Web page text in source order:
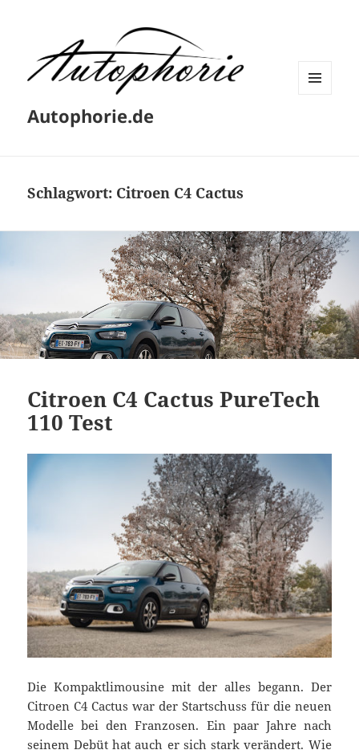
Autophorie.de
Schlagwort: Citroen C4 Cactus
Citroen C4 Cactus PureTech
110 Test
Die Kompaktlimousine mit der alles begann. Der
Citroen C4 Cactus war der Startschuss für die neuen
Modelle bei den Franzosen. Ein paar Jahre nach
seinem Debüt hat auch er sich stark verändert. Wie